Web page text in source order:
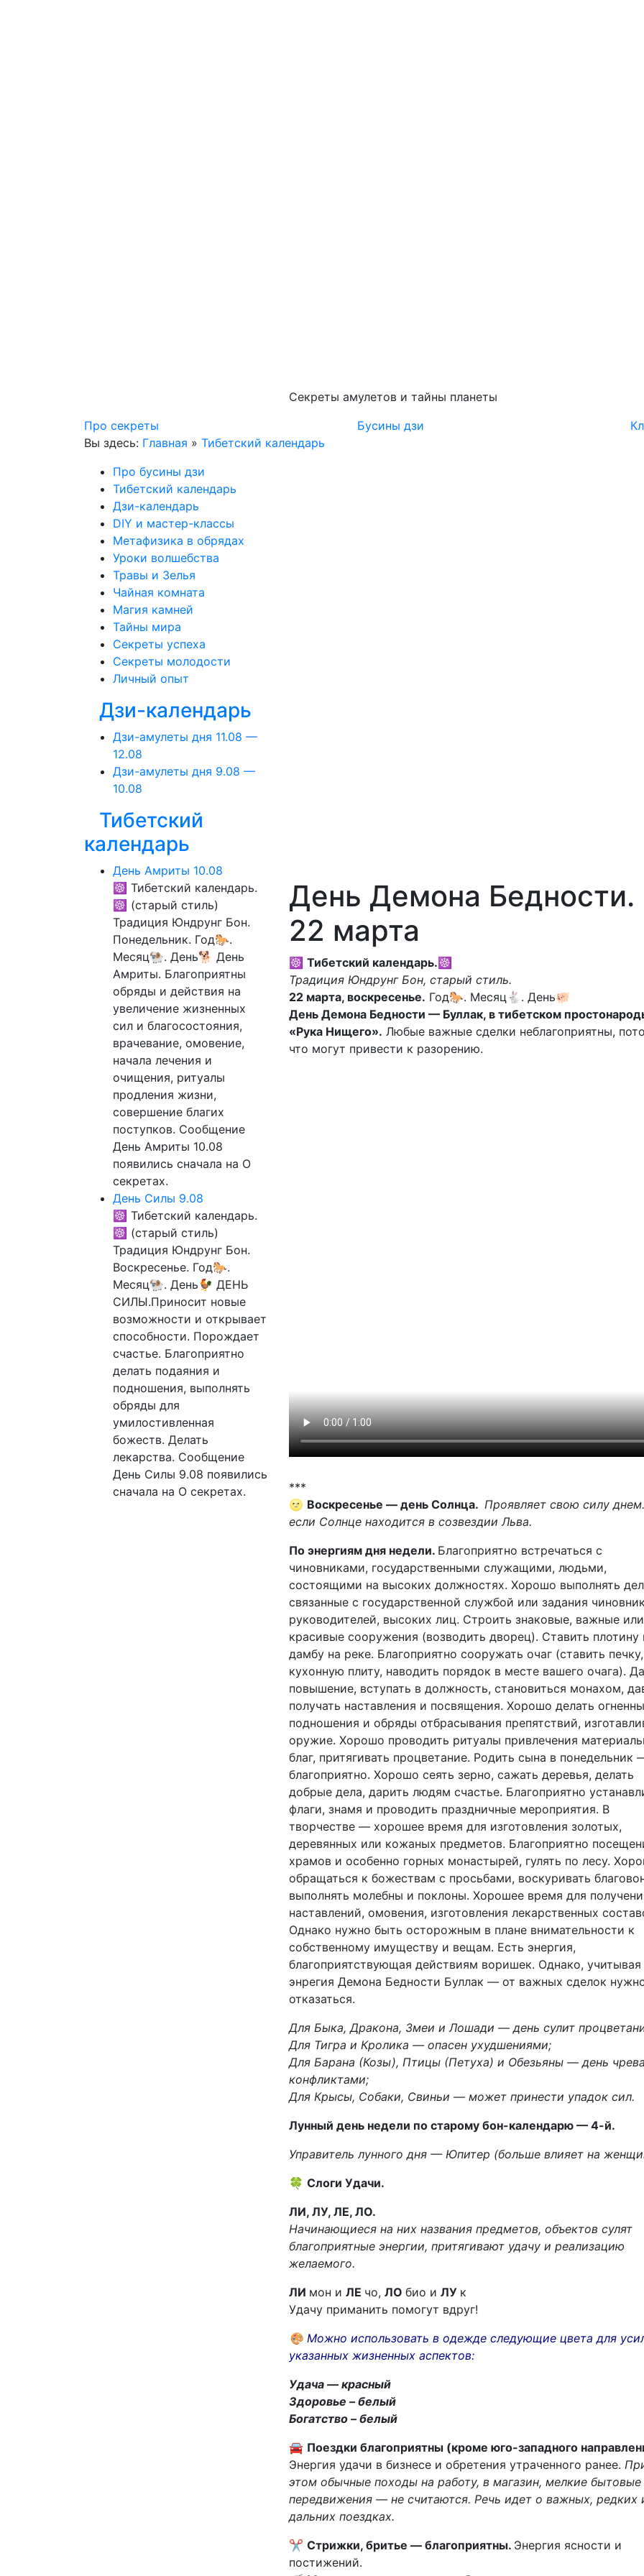
Секреты амулетов и тайны планеты
Про секреты Бусины дзи
Вы здесь: Главная » Тибетский календарь
Про бусины дзи
Тибетский календарь
Дзи-календарь
DIY и мастер-классы
Метафизика в обрядах
Уроки волшебства
Травы и Зелья
Чайная комната
Магия камней
Тайны мира
Секреты успеха
Секреты молодости
Личный опыт
Дзи-календарь
Дзи-амулеты дня 11.08 —
12.08
Дзи-амулеты дня 9.08 —
10.08
Тибетский
календарь
День Амриты 10.08
☸ Тибетский календарь.
☸ (старый стиль)
Традиция Юндрунг Бон.
Понедельник. Год🐎.
Месяц🐏. День🐕 День
Амриты. Благоприятны
обряды и действия на
увеличение жизненных
сил и благосостояния,
врачевание, омовение,
начала лечения и
очищения, ритуалы
продления жизни,
совершение благих
поступков. Сообщение
День Амриты 10.08
появились сначала на О
секретах.
День Силы 9.08
☸ Тибетский календарь.
☸ (старый стиль)
Традиция Юндрунг Бон.
Воскресенье. Год🐎.
Месяц🐏. День🐓 ДЕНЬ
СИЛЫ.Приносит новые
возможности и открывает
способности. Порождает
счастье. Благоприятно
делать подаяния и
подношения, выполнять
обряды для
умилостивленная
божеств. Делать
лекарства. Сообщение
День Силы 9.08 появились
сначала на О секретах.
День Демона Бедности.
22 марта
☸ Тибетский календарь.☸
Традиция Юндрунг Бон, старый стиль.
22 марта, воскресенье. Год🐎. Месяц🐇. День🐖
День Демона Бедности — Буллак, в тибетском
«Рука Нищего». Любые важные сделки неблагоприятны,
что могут привести к разорению.
***
🌝 Воскресенье — день Солнца. Проявляет свою силу
если Солнце находится в созвездии Льва.
По энергиям дня недели. Благоприятно встречаться с
чиновниками, государственными служащими, людьми,
состоящими на высоких должностях. Хорошо выполнять
связанные с государственной службой или задания
руководителей, высоких лиц. Строить знаковые, важные или
красивые сооружения (возводить дворец). Ставить плотину
дамбу на реке. Благоприятно сооружать очаг (ставить печку,
кухонную плиту, наводить порядок в месте вашего очага).
повышение, вступать в должность, становиться монахом,
получать наставления и посвящения. Хорошо делать
подношения и обряды отбрасывания препятствий,
оружие. Хорошо проводить ритуалы привлечения
благ, притягивать процветание. Родить сына в понедельник
благоприятно. Хорошо сеять зерно, сажать деревья, делать
добрые дела, дарить людям счастье. Благоприятно
флаги, знамя и проводить праздничные мероприятия. В
творчестве — хорошее время для изготовления золотых,
деревянных или кожаных предметов. Благоприятно
храмов и особенно горных монастырей, гулять по лесу.
обращаться к божествам с просьбами, воскуривать
выполнять молебны и поклоны. Хорошее время для
наставлений, омовения, изготовления лекарственных
Однако нужно быть осторожным в плане внимательности к
собственному имуществу и вещам. Есть энергия,
благоприятствующая действиям воришек. Однако, учитывая
энрегия Демона Бедности Буллак — от важных сделок
отказаться.
Для Быка, Дракона, Змеи и Лошади — день сулит
Для Тигра и Кролика — опасен ухудшениями;
Для Барана (Козы), Птицы (Петуха) и Обезьяны — день
конфликтами;
Для Крысы, Собаки, Свиньи — может принести упадок сил.
Лунный день недели по старому бон-календарю — 4-й.
Управитель лунного дня — Юпитер (больше влияет на
🍀 Слоги Удачи.
ЛИ, ЛУ, ЛЕ, ЛО.
Начинающиеся на них названия предметов, объектов сулят
благоприятные энергии, притягивают удачу и реализацию
желаемого.
ЛИ мон и ЛЕ чо, ЛО био и ЛУ к
Удачу приманить помогут вдруг!
🎨 Можно использовать в одежде следующие цвета для
указанных жизненных аспектов:
Удача — красный
Здоровье – белый
Богатство – белый
🚘 Поездки благоприятны (кроме юго-западного
Энергия удачи в бизнесе и обретения утраченного ранее.
этом обычные походы на работу, в магазин, мелкие бытовые
передвижения — не считаются. Речь идет о важных, редких
дальних поездках.
✂ Стрижки, бритье — благоприятны. Энергия ясности и
постижений.